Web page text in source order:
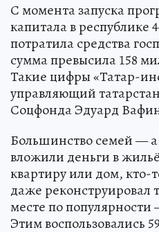
С момента запуска
капитала в республике
потратила средства
сумма превысила 158
Такие цифры «Татар-
управляющий
Соцфонда Эдуард
Большинство семей —
вложили деньги в
квартиру или дом, кто-
даже реконструировал
месте по
Этим воспользовались